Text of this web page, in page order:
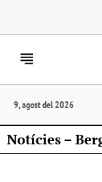
9, agost del 2026
Notícies –